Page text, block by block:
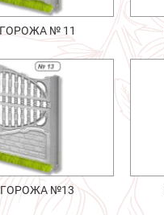
№ 11
№13